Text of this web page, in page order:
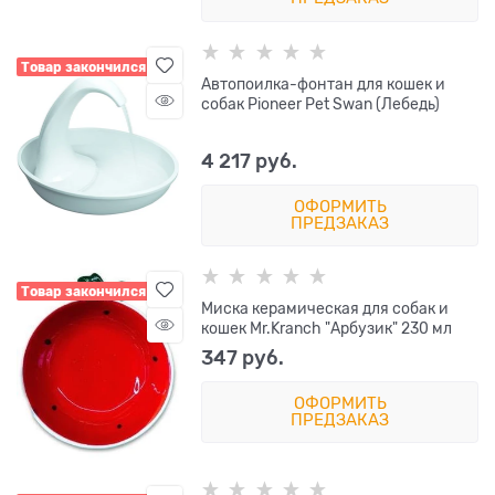
Товар закончился
Автопоилка-фонтан для кошек и
собак Pioneer Pet Swan (Лебедь)
4 217 руб.
ОФОРМИТЬ
ПРЕДЗАКАЗ
Товар закончился
Миска керамическая для собак и
кошек Mr.Kranch "Арбузик" 230 мл
347 руб.
ОФОРМИТЬ
ПРЕДЗАКАЗ